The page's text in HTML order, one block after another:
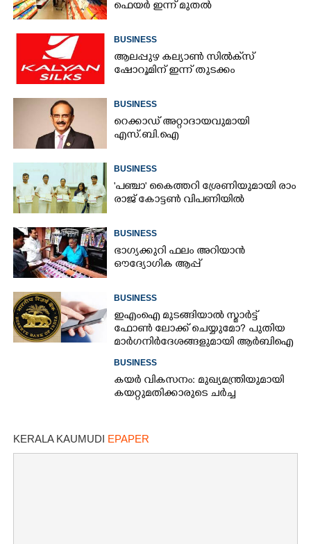
ഫെയർ ഇന്ന് മുതൽ
BUSINESS
ആലപ്പുഴ കല്യാൺ സിൽക്‌സ്
ഷോറൂമിന് ഇന്ന് തുടക്കം
BUSINESS
റെക്കാഡ് അറ്റാദായവുമായി
എസ്.ബി.ഐ
BUSINESS
'​പ​ഞ്ചാ​'​ ​കൈ​ത്ത​റി​ ​ശ്രേ​ണി​യു​മാ​യി​ ​രാം​
രാ​ജ് ​കോ​ട്ടൺ വിപണിയിൽ
BUSINESS
ഭാഗ്യക്കുറി ഫലം അറിയാൻ
ഔദ്യോഗിക ആപ്പ്
BUSINESS
ഇഎംഐ മുടങ്ങിയാൽ സ്മാർട്ട്
ഫോൺ ലോക്ക് ചെയ്യുമോ? പുതിയ
മാർഗനിർദേശങ്ങളുമായി ആർബിഐ
BUSINESS
കയർ വികസനം: മുഖ്യമന്ത്രിയുമായി
കയറ്റുമതിക്കാരുടെ ചർച്ച
KERALA KAUMUDI EPAPER